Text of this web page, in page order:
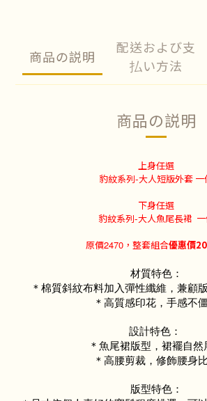
商品の説明
配送および支
払い方法
商品の説明
上身任選
豹紋系列-大人短版外套 一
下身任選
豹紋系列-大人魚尾長裙
原價2470，整套組合優惠價
材質特色：
＊棉質斜紋布料加入彈性纖維，兼顧
＊高質感印花，手感不
設計特色：
＊魚尾裙版型，裙襬自然
＊高腰剪裁，修飾腰身
版型特色：